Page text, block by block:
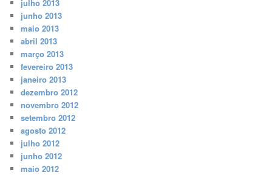
julho 2013
junho 2013
maio 2013
abril 2013
março 2013
fevereiro 2013
janeiro 2013
dezembro 2012
novembro 2012
setembro 2012
agosto 2012
julho 2012
junho 2012
maio 2012